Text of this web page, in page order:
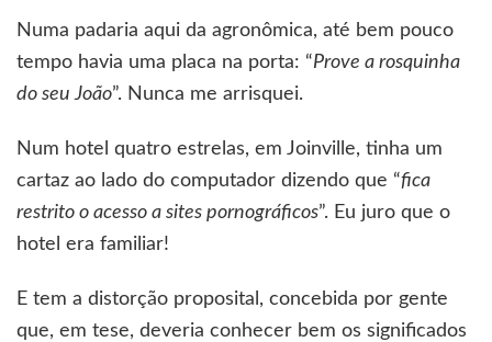
Numa padaria aqui da agronômica, até bem pouco
tempo havia uma placa na porta: “Prove a rosquinha
do seu João”. Nunca me arrisquei.
Num hotel quatro estrelas, em Joinville, tinha um
cartaz ao lado do computador dizendo que “fica
restrito o acesso a sites pornográficos”. Eu juro que o
hotel era familiar!
E tem a distorção proposital, concebida por gente
que, em tese, deveria conhecer bem os significados